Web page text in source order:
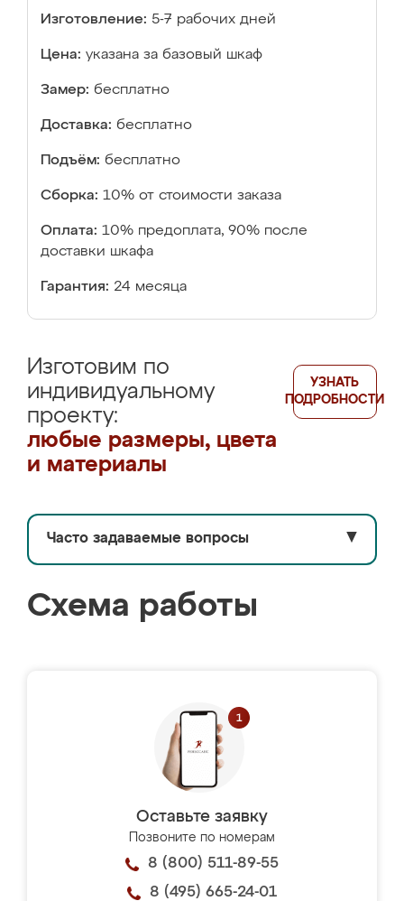
Изготовление: 5-7 рабочих дней
Цена: указана за базовый шкаф
Замер: бесплатно
Доставка: бесплатно
Подъём: бесплатно
Сборка: 10% от стоимости заказа
Оплата: 10% предоплата, 90% после
доставки шкафа
Гарантия: 24 месяца
Изготовим по
индивидуальному
проекту:
любые размеры, цвета
и материалы
УЗНАТЬ
ПОДРОБНОСТИ
Часто задаваемые вопросы ▼
Схема работы
Оставьте заявку
Позвоните по номерам
8 (800) 511-89-55
8 (495) 665-24-01